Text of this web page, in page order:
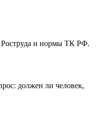
Роструда и нормы ТК РФ.
должен ли человек,